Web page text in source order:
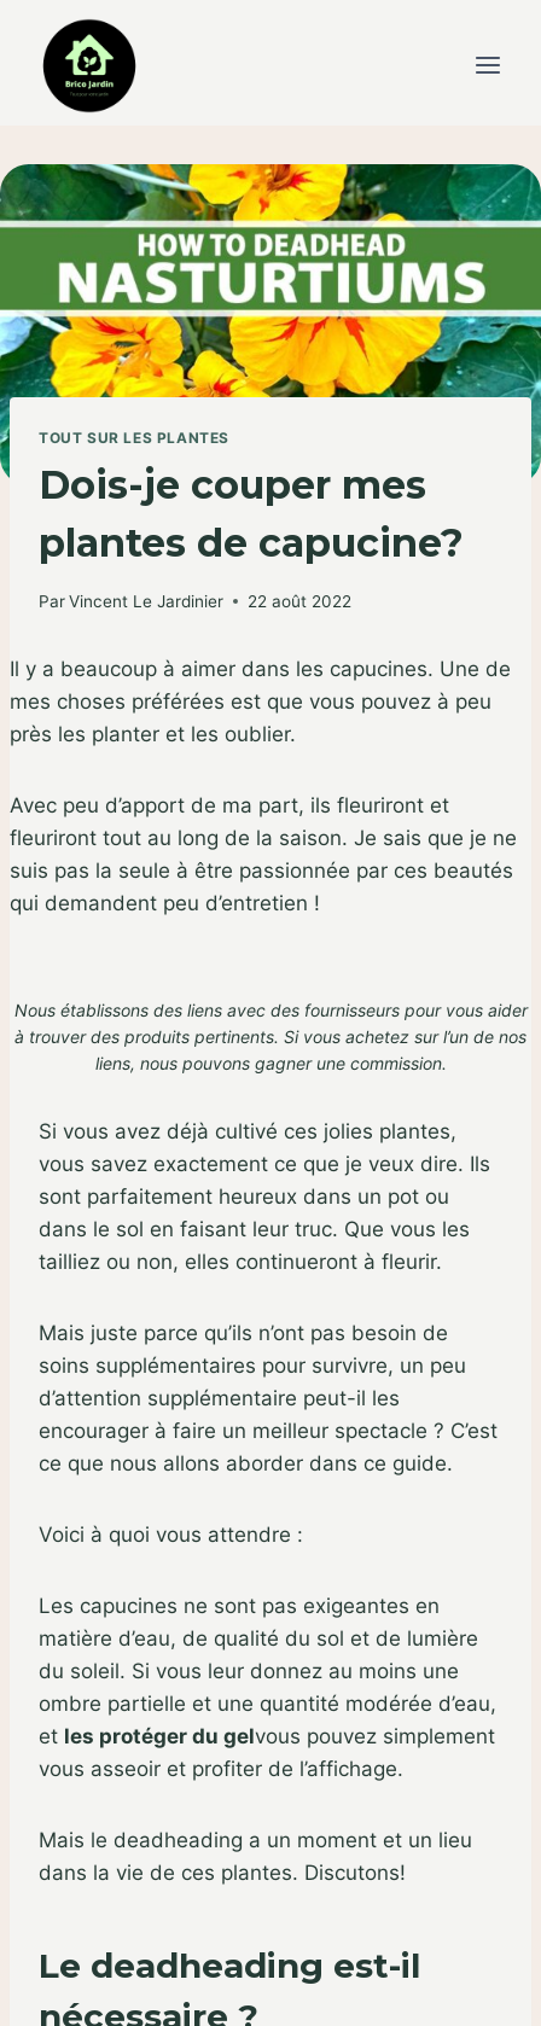
content
TOUT SUR LES PLANTES
Dois-je couper mes
plantes de capucine?
ParVincent Le Jardinier 22 août 2022
Il y a beaucoup à aimer dans les capucines. Une de
mes choses préférées est que vous pouvez à peu
près les planter et les oublier.
Avec peu d’apport de ma part, ils fleuriront et
fleuriront tout au long de la saison. Je sais que je ne
suis pas la seule à être passionnée par ces beautés
qui demandent peu d’entretien !
Nous établissons des liens avec des fournisseurs pour vous aider
à trouver des produits pertinents. Si vous achetez sur l’un de nos
liens, nous pouvons gagner une commission.
Si vous avez déjà cultivé ces jolies plantes,
vous savez exactement ce que je veux dire. Ils
sont parfaitement heureux dans un pot ou
dans le sol en faisant leur truc. Que vous les
tailliez ou non, elles continueront à fleurir.
Mais juste parce qu’ils n’ont pas besoin de
soins supplémentaires pour survivre, un peu
d’attention supplémentaire peut-il les
encourager à faire un meilleur spectacle ? C’est
ce que nous allons aborder dans ce guide.
Voici à quoi vous attendre :
Les capucines ne sont pas exigeantes en
matière d’eau, de qualité du sol et de lumière
du soleil. Si vous leur donnez au moins une
ombre partielle et une quantité modérée d’eau,
et les protéger du gelvous pouvez simplement
vous asseoir et profiter de l’affichage.
Mais le deadheading a un moment et un lieu
dans la vie de ces plantes. Discutons!
Le deadheading est-il
nécessaire ?